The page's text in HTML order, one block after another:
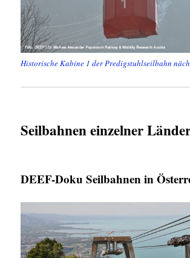
Historische Kabine 1 der Predigstuhlseilbahn
Seilbahnen einzelner
DEEF-Doku Seilbahnen in